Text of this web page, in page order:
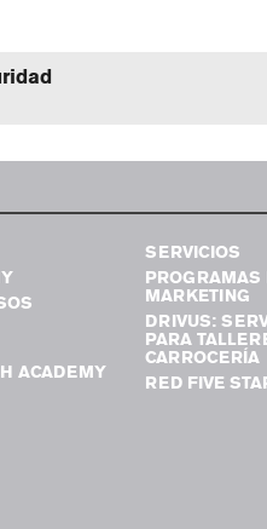
ACADEMY
SERVICIOS
PROGRAMAS
MARKETING
DRIVUS:
PARA
CARROCERÍA
RED FIVE